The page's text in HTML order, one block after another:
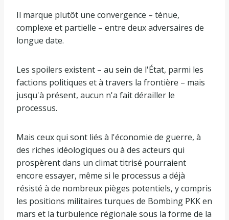
Il marque plutôt une convergence – ténue,
complexe et partielle – entre deux adversaires de
longue date.
Les spoilers existent – au sein de l'État, parmi les
factions politiques et à travers la frontière – mais
jusqu'à présent, aucun n'a fait dérailler le
processus.
Mais ceux qui sont liés à l'économie de guerre, à
des riches idéologiques ou à des acteurs qui
prospèrent dans un climat titrisé pourraient
encore essayer, même si le processus a déjà
résisté à de nombreux pièges potentiels, y compris
les positions militaires turques de Bombing PKK en
mars et la turbulence régionale sous la forme de la